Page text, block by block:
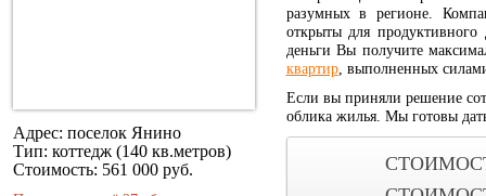
Адрес: поселок Янино
Тип: коттедж (140 кв.метров)
Стоимость: 561 000 руб.
разумных в регионе.
открыты для
деньги Вы получите
квартир, выполненных
Если вы приняли решение
облика жилья. Мы готовы